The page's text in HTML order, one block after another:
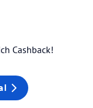
Cashback!